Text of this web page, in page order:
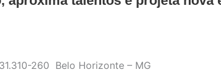
260 Belo Horizonte – MG